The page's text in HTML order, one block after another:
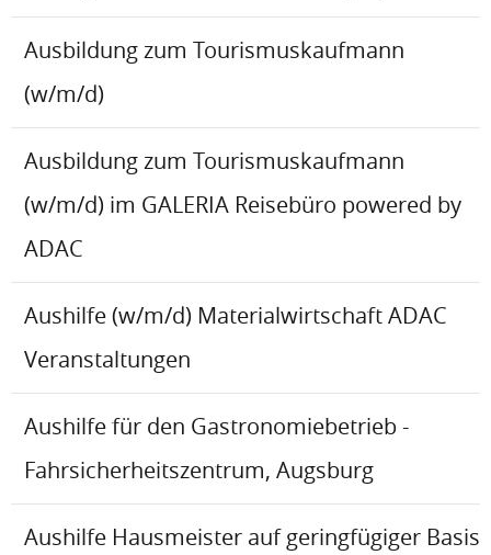
Ausbildung zum Tourismuskaufmann
(w/m/d)
Ausbildung zum Tourismuskaufmann
(w/m/d) im GALERIA Reisebüro powered by
ADAC
Aushilfe (w/m/d) Materialwirtschaft ADAC
Veranstaltungen
Aushilfe für den Gastronomiebetrieb -
Fahrsicherheitszentrum, Augsburg
Aushilfe Hausmeister auf geringfügiger Basis